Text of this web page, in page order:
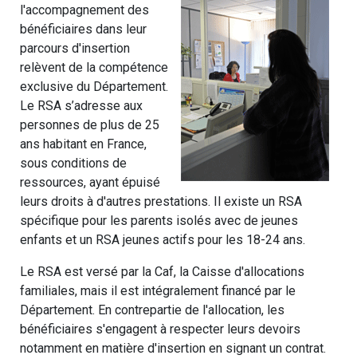
l'accompagnement des
bénéficiaires dans leur
parcours d'insertion
relèvent de la compétence
exclusive du Département.
Le RSA s’adresse aux
personnes de plus de 25
ans habitant en France,
sous conditions de
ressources, ayant épuisé
leurs droits à d'autres prestations. Il existe un RSA
spécifique pour les parents isolés avec de jeunes
enfants et un RSA jeunes actifs pour les 18-24 ans.
Le RSA est versé par la Caf, la Caisse d'allocations
familiales, mais il est intégralement financé par le
Département. En contrepartie de l'allocation, les
bénéficiaires s'engagent à respecter leurs devoirs
notamment en matière d'insertion en signant un contrat.